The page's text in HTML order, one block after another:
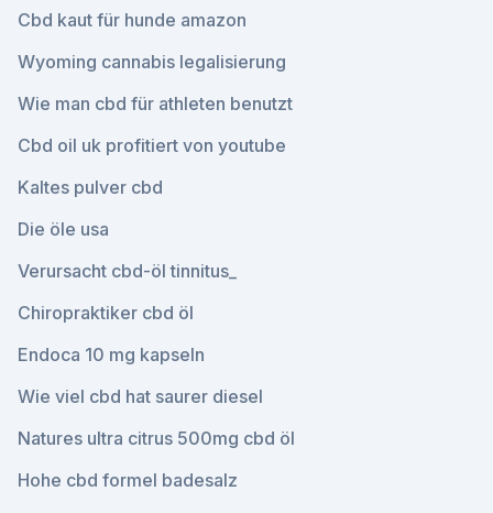
Cbd kaut für hunde amazon
Wyoming cannabis legalisierung
Wie man cbd für athleten benutzt
Cbd oil uk profitiert von youtube
Kaltes pulver cbd
Die öle usa
Verursacht cbd-öl tinnitus_
Chiropraktiker cbd öl
Endoca 10 mg kapseln
Wie viel cbd hat saurer diesel
Natures ultra citrus 500mg cbd öl
Hohe cbd formel badesalz